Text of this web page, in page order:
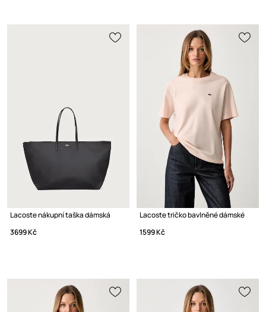
Lacoste nákupní taška dámská
3699 Kč
Lacoste tričko bavlněné dámské
1599 Kč